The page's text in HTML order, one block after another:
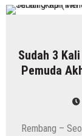
Sudah 3
Pemuda
Rembang –